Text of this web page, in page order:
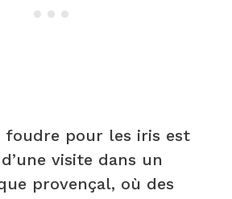
foudre pour les iris est
visite dans un
provençal, où des